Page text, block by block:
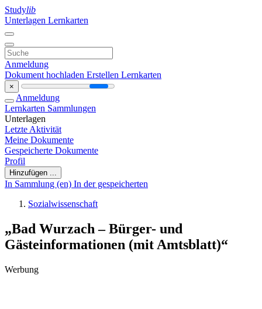
Studylib
Unterlagen Lernkarten
Anmeldung
Dokument hochladen Erstellen Lernkarten
×
Anmeldung
Lernkarten Sammlungen
Unterlagen
Letzte Aktivität
Meine Dokumente
Gespeicherte Dokumente
Profil
Hinzufügen ...
In Sammlung (en) In der gespeicherten
Sozialwissenschaft
„Bad Wurzach – Bürger- und
Gästeinformationen (mit Amtsblatt)“
Werbung